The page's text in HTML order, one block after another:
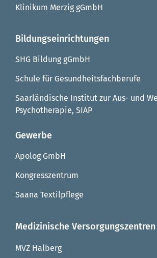
Klinikum Merzig gGmbH
Bildungseinrichtungen
SHG Bildung gGmbH
Schule für Gesundheitsfachberufe
Saarländische Institut zur Aus- und
Psychotherapie, SIAP
Gewerbe
Apolog GmbH
Kongresszentrum
Saana Textilpflege
Medizinische Versorgungszentren
MVZ Halberg